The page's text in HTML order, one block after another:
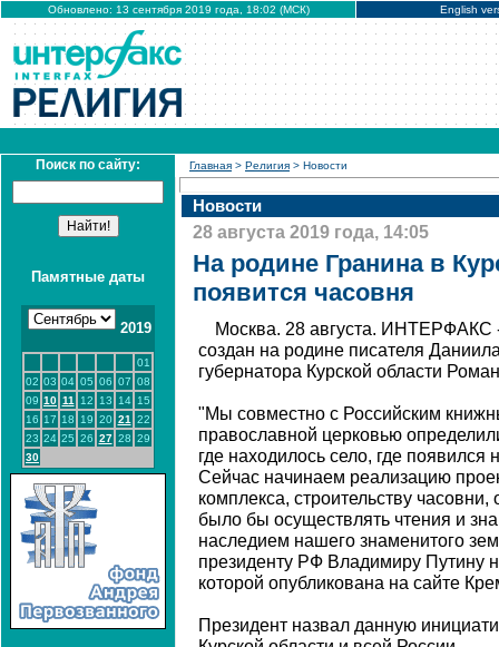
Обновлено: 13 сентября 2019 года, 18:02 (МСК) English
Поиск по сайту:
Памятные даты
2019
01
02 03 04 05 06 07 08
09 10 11 12 13 14 15
16 17 18 19 20 21
22
23 24 25 26 27 28 29
30
Главная > Религия > Новости
Новости
28 августа 2019 года, 14:05
На родине Гранина в
появится часовня
Москва. 28 августа. ИНТЕРФАКС
создан на родине писателя
губернатора Курской области
"Мы совместно с Российским
православной церковью
где находилось село, где
Сейчас начинаем реализацию
комплекса, строительству
было бы осуществлять чтения и
наследием нашего знаменитого
президенту РФ Владимиру Путину
которой опубликована на сайте
Президент назвал данную